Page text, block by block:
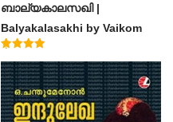
ബാല്യകാലസഖി |
Balyakalasakhi by Vaikom
Muhammad Basheer
4.60
out of 5